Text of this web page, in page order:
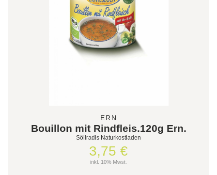
ERN
Bouillon mit Rindfleis.120g Ern.
Söllradls Naturkostladen
3,75 €
inkl. 10% Mwst.